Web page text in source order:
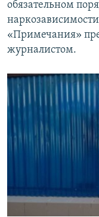
обязательном
«Примечания»
журналистом.